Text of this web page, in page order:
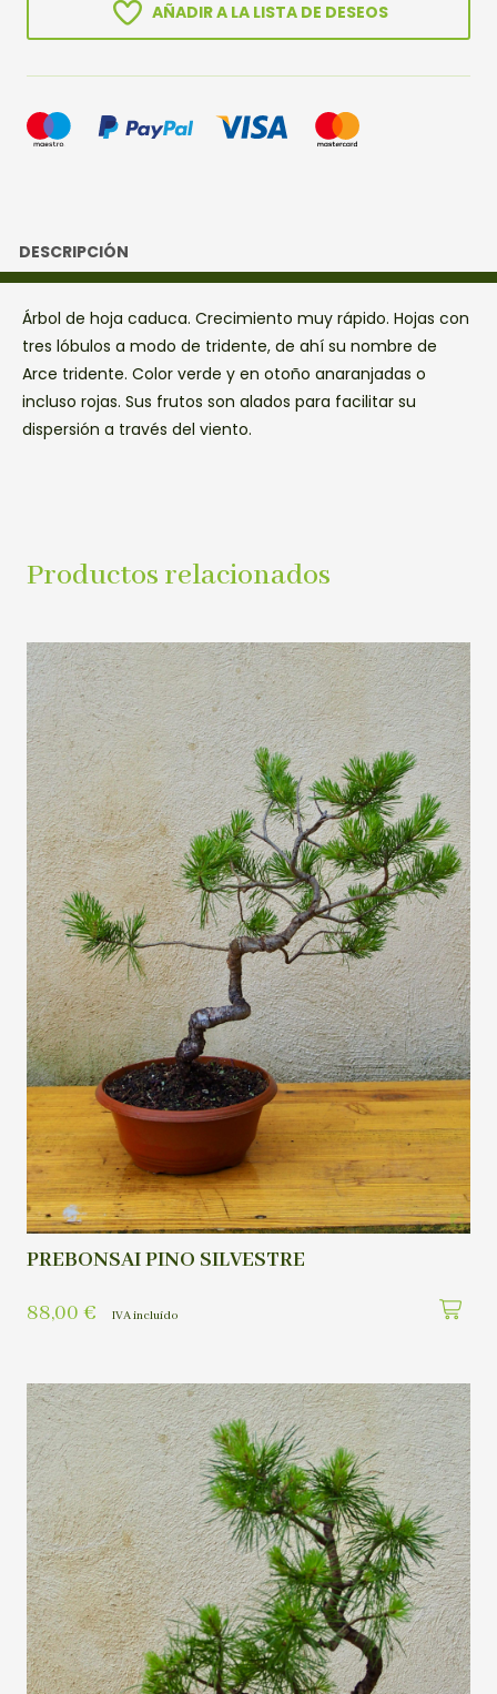
AÑADIR A LA LISTA DE DESEOS
DESCRIPCIÓN
Árbol de hoja caduca. Crecimiento muy rápido. Hojas con
tres lóbulos a modo de tridente, de ahí su nombre de
Arce tridente. Color verde y en otoño anaranjadas o
incluso rojas. Sus frutos son alados para facilitar su
dispersión a través del viento.
Productos relacionados
PREBONSAI PINO SILVESTRE
88,00 € IVA incluído